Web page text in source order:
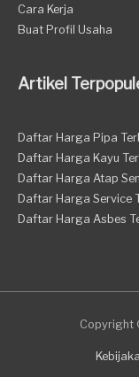
Cara Kerja
Buat Profil Usaha
Artikel
Daftar Harga Pipa
Daftar Harga Kayu
Daftar Harga Atap
Daftar Harga Service
Daftar Harga Asbes
Copyright